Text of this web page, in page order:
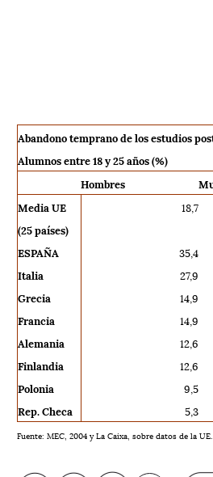
Abandono temprano de los estudios
Alumnos entre 18 y 25 años (%)
Hombres
Media UE
(25 países)
18,7
ESPAÑA 35,4
Italia
27,9
Grecia
14,9
Francia
14,9
Alemania
12,6
Finlandia
12,6
Polonia
9,5
Rep. Checa
5,3
Fuente: MEC, 2004 y La Caixa, sobre datos de la UE.